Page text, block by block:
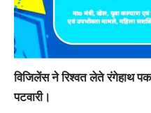
विजिलेंस ने रिश्वत लेते रंगेहाथ
पटवारी।